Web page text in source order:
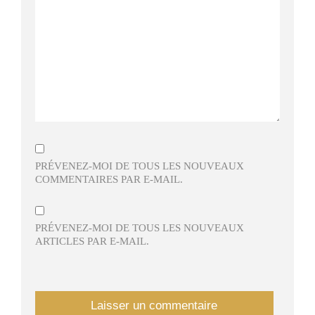
PRÉVENEZ-MOI DE TOUS LES NOUVEAUX
COMMENTAIRES PAR E-MAIL.
PRÉVENEZ-MOI DE TOUS LES NOUVEAUX
ARTICLES PAR E-MAIL.